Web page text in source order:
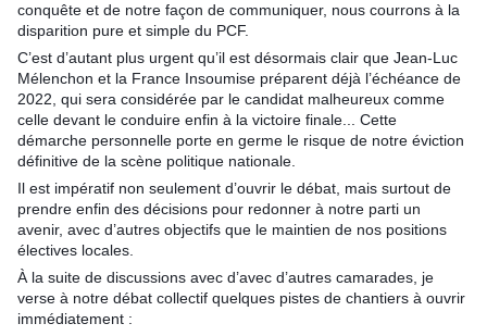
conquête et de notre façon de communiquer, nous courrons à la
disparition pure et simple du PCF.
C’est d’autant plus urgent qu’il est désormais clair que Jean-Luc
Mélenchon et la France Insoumise préparent déjà l’échéance de
2022, qui sera considérée par le candidat malheureux comme
celle devant le conduire enfin à la victoire finale... Cette
démarche personnelle porte en germe le risque de notre éviction
définitive de la scène politique nationale.
Il est impératif non seulement d’ouvrir le débat, mais surtout de
prendre enfin des décisions pour redonner à notre parti un
avenir, avec d’autres objectifs que le maintien de nos positions
électives locales.
À la suite de discussions avec d’avec d’autres camarades, je
verse à notre débat collectif quelques pistes de chantiers à ouvrir
immédiatement :